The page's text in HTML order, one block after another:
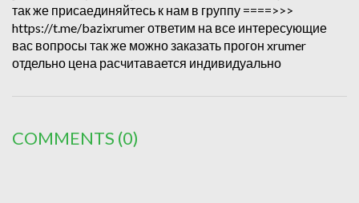
так же присаединяйтесь к нам в группу ====>>>
https://t.me/bazixrumer ответим на все интересующие
вас вопросы так же можно заказать прогон xrumer
отдельно цена расчитавается индивидуально
COMMENTS (0)